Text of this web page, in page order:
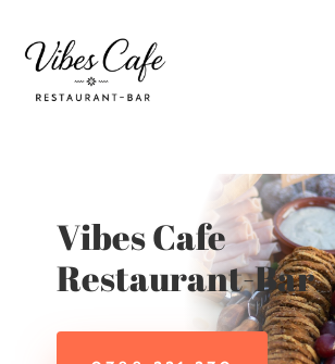
Vibes Cafe
Restaurant-Bar